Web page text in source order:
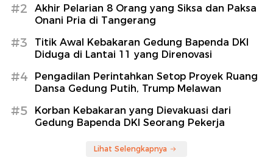
#2
Akhir Pelarian 8 Orang yang Siksa dan Paksa
Onani Pria di Tangerang
#3
Titik Awal Kebakaran Gedung Bapenda DKI
Diduga di Lantai 11 yang Direnovasi
#4
Pengadilan Perintahkan Setop Proyek Ruang
Dansa Gedung Putih, Trump Melawan
#5
Korban Kebakaran yang Dievakuasi dari
Gedung Bapenda DKI Seorang Pekerja
Lihat Selengkapnya